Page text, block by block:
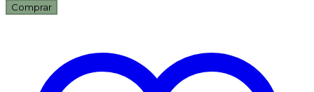
Comprar